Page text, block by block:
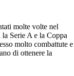
molte volte nel
Serie A e la Coppa
molto combattute e
di ottenere la